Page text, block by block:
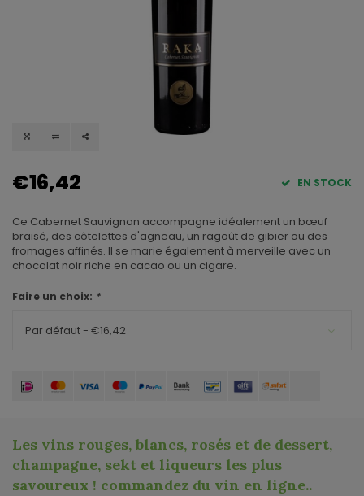
€16,42 EN STOCK
Ce Cabernet Sauvignon accompagne idéalement un bœuf
braisé, des côtelettes d'agneau, un ragoût de gibier ou des
fromages affinés. Il se marie également à merveille avec un
chocolat noir riche en cacao ou un cigare.
Faire un choix: *
Par défaut - €16,42
Les vins rouges, blancs, rosés et de dessert,
champagne, sekt et liqueurs les plus
savoureux ! commandez du vin en ligne..